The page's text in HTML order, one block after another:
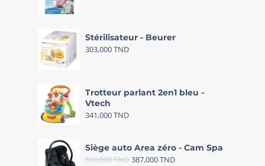
Stérilisateur - Beurer
303,000TND
Trotteur parlant 2en1 bleu -
Vtech
341,000TND
Siège auto Area zéro - Cam Spa
510,000TND 387,000TND